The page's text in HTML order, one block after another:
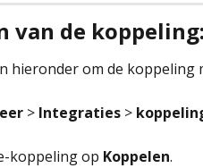
van de koppeling:
hieronder om de koppeling
> Integraties >
koppeling op Koppelen.